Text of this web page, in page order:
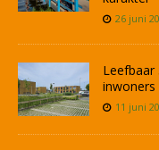
26 juni
Leefbaar
11 juni